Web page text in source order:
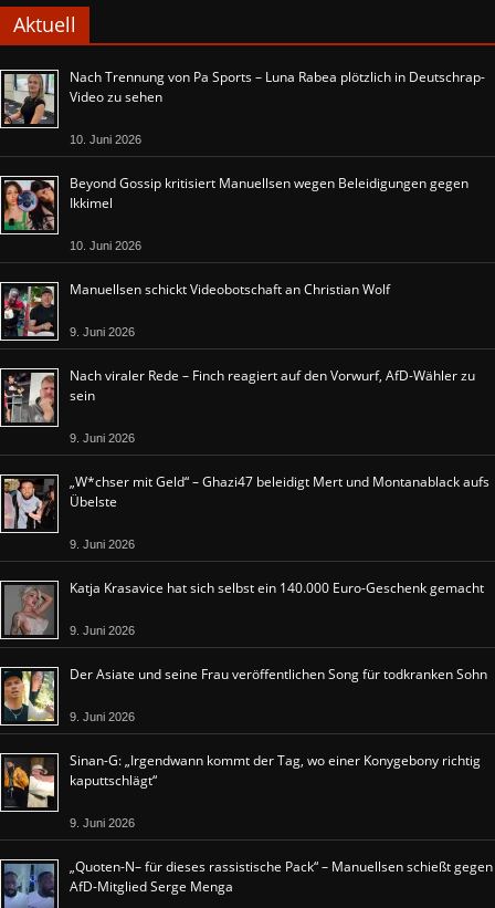
Aktuell
Nach Trennung von Pa Sports – Luna Rabea plötzlich in Deutschrap-
Video zu sehen
10. Juni 2026
Beyond Gossip kritisiert Manuellsen wegen Beleidigungen gegen
Ikkimel
10. Juni 2026
Manuellsen schickt Videobotschaft an Christian Wolf
9. Juni 2026
Nach viraler Rede – Finch reagiert auf den Vorwurf, AfD-Wähler zu
sein
9. Juni 2026
„W*chser mit Geld“ – Ghazi47 beleidigt Mert und Montanablack aufs
Übelste
9. Juni 2026
Katja Krasavice hat sich selbst ein 140.000 Euro-Geschenk gemacht
9. Juni 2026
Der Asiate und seine Frau veröffentlichen Song für todkranken Sohn
9. Juni 2026
Sinan-G: „Irgendwann kommt der Tag, wo einer Konygebony richtig
kaputtschlägt“
9. Juni 2026
„Quoten-N– für dieses rassistische Pack“ – Manuellsen schießt gegen
AfD-Mitglied Serge Menga